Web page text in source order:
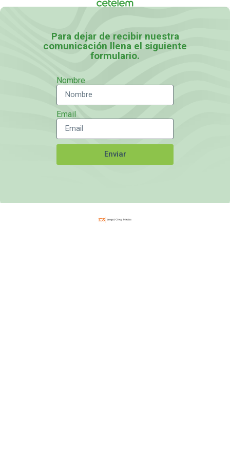
Para dejar de recibir nuestra
comunicación llena el siguiente
formulario.
Nombre
Email
Enviar